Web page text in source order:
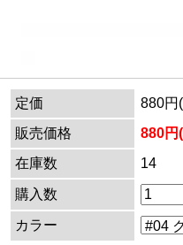
定価
880円
販売価格
880円
在庫数
14
購入数
カラー